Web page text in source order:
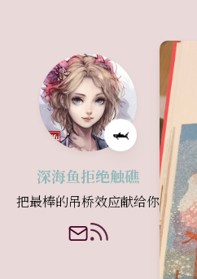
🦈
深海鱼拒绝触礁
把最棒的吊桥效应献给你